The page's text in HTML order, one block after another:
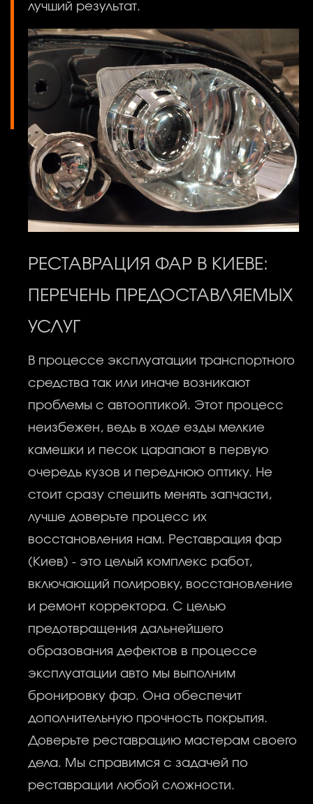
лучший результат.
РЕСТАВРАЦИЯ ФАР В КИЕВЕ:
ПЕРЕЧЕНЬ ПРЕДОСТАВЛЯЕМЫХ
УСЛУГ
В процессе эксплуатации транспортного
средства так или иначе возникают
проблемы с автооптикой. Этот процесс
неизбежен, ведь в ходе езды мелкие
камешки и песок царапают в первую
очередь кузов и переднюю оптику. Не
стоит сразу спешить менять запчасти,
лучше доверьте процесс их
восстановления нам. Реставрация фар
(Киев) - это целый комплекс работ,
включающий полировку, восстановление
и ремонт корректора. С целью
предотвращения дальнейшего
образования дефектов в процессе
эксплуатации авто мы выполним
бронировку фар. Она обеспечит
дополнительную прочность покрытия.
Доверьте реставрацию мастерам своего
дела. Мы справимся с задачей по
реставрации любой сложности.